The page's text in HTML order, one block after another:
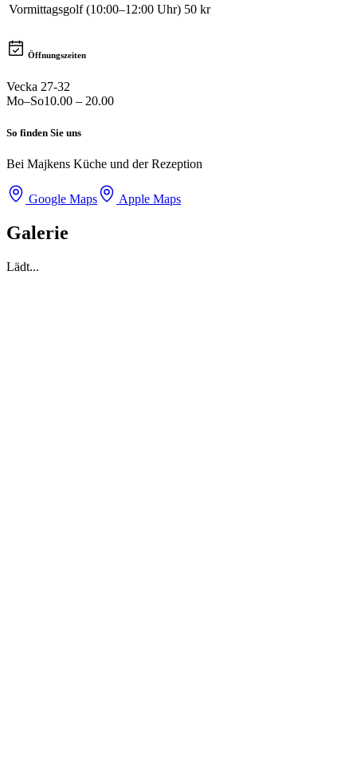
Vormittagsgolf (10:00–12:00 Uhr) 50 kr
Öffnungszeiten
Vecka 27-32
Mo–So10.00 – 20.00
So finden Sie uns
Bei Majkens Küche und der Rezeption
Google Maps Apple Maps
Galerie
Lädt...